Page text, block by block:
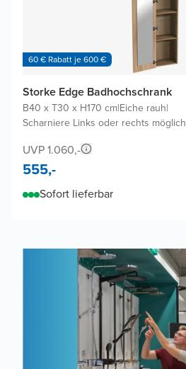
60 € Rabatt je 600 €
Storke Edge Badhochschrank
B40 x T30 x H170 cm|Eiche rauh|
Scharniere Links oder rechts möglich
UVP 1.060,-
555,-
Sofort lieferbar